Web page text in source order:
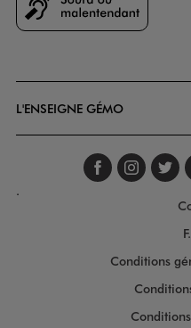
L'ENSEIGNE GÉMO
.
Conditions